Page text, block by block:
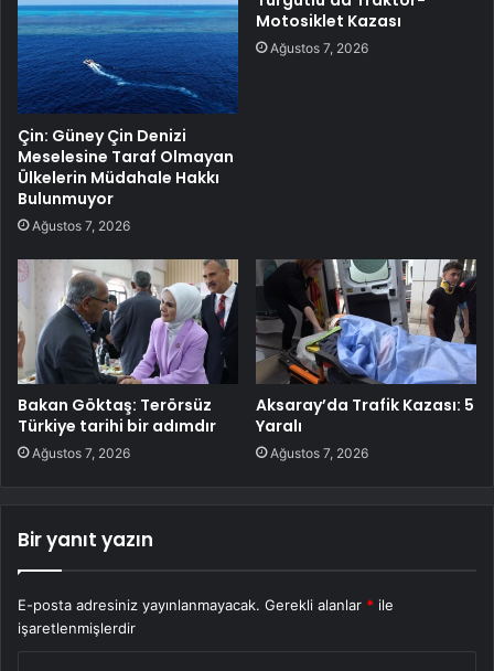
Çin: Güney Çin Denizi
Meselesine Taraf Olmayan
Ülkelerin Müdahale Hakkı
Bulunmuyor
Ağustos 7, 2026
Motosiklet Kazası
Ağustos 7, 2026
Bakan Göktaş: Terörsüz
Türkiye tarihi bir adımdır
Ağustos 7, 2026
Aksaray’da Trafik Kazası: 5
Yaralı
Ağustos 7, 2026
Bir yanıt yazın
E-posta adresiniz yayınlanmayacak. Gerekli alanlar * ile
işaretlenmişlerdir